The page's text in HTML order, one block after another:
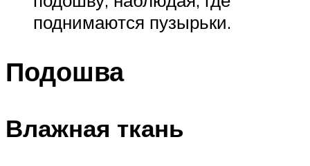
поднимаются пузырьки.
Подошва
Влажная ткань